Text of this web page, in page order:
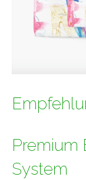
Premium
System